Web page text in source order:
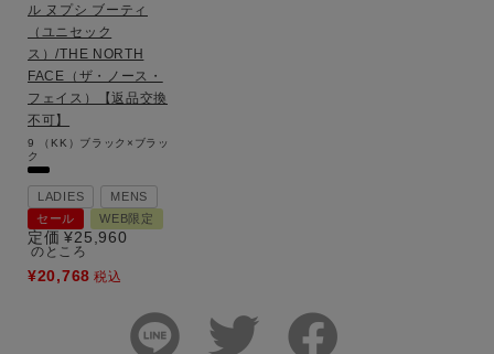
ル ヌプシ ブーティ
（ユニセック
ス）/THE NORTH
FACE（ザ・ノース・
フェイス）【返品交換
不可】
9
（KK）ブラック×ブラッ
ク
LADIES
MENS
セール
WEB限定
定価 ¥25,960
のところ
¥20,768 税込